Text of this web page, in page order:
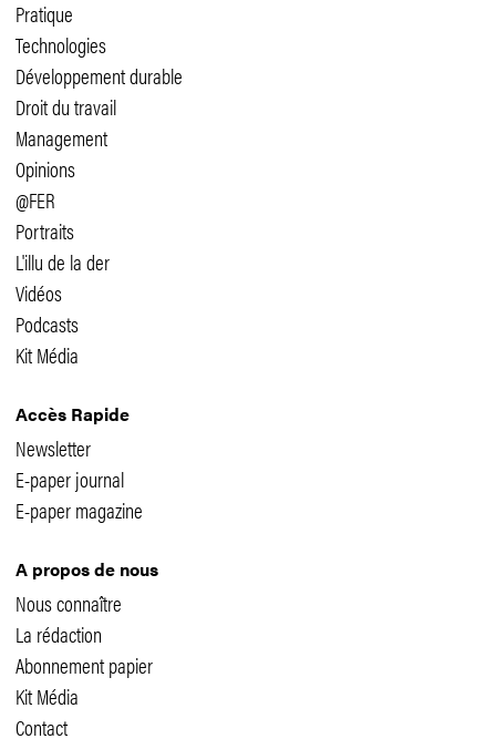
Pratique
Technologies
Développement durable
Droit du travail
Management
Opinions
@FER
Portraits
L'illu de la der
Vidéos
Podcasts
Kit Média
Accès Rapide
Newsletter
E-paper journal
E-paper magazine
A propos de nous
Nous connaître
La rédaction
Abonnement papier
Kit Média
Contact